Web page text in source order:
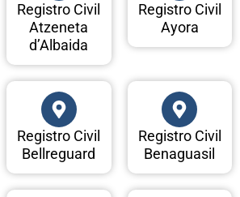
Registro Civil
Atzeneta
d’Albaida
Registro Civil
Ayora
Registro Civil
Bellreguard
Registro Civil
Benaguasil